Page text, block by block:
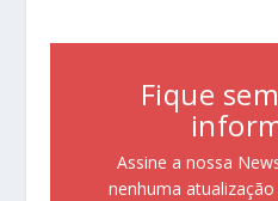
Fique
Assine a nossa
nenhuma